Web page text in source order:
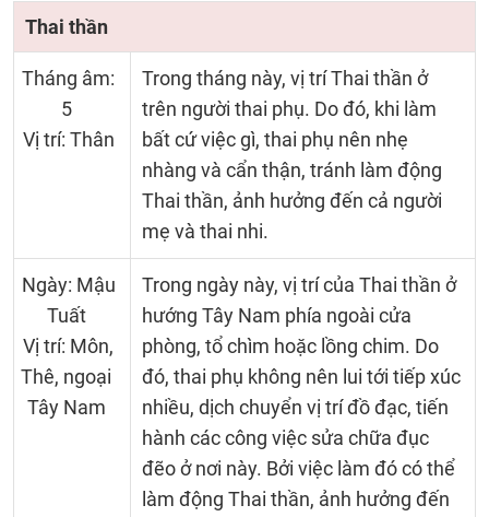
Thai thần
Tháng âm:
5
Vị trí: Thân
Trong tháng này, vị trí Thai thần ở
trên người thai phụ. Do đó, khi làm
bất cứ việc gì, thai phụ nên nhẹ
nhàng và cẩn thận, tránh làm động
Thai thần, ảnh hưởng đến cả người
mẹ và thai nhi.
Ngày: Mậu
Tuất
Vị trí: Môn,
Thê, ngoại
Tây Nam
Trong ngày này, vị trí của Thai thần ở
hướng Tây Nam phía ngoài cửa
phòng, tổ chìm hoặc lồng chim. Do
đó, thai phụ không nên lui tới tiếp xúc
nhiều, dịch chuyển vị trí đồ đạc, tiến
hành các công việc sửa chữa đục
đẽo ở nơi này. Bởi việc làm đó có thể
làm động Thai thần, ảnh hưởng đến